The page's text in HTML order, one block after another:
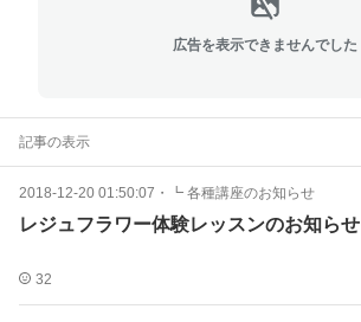
広告を表示できませんでした
記事の表示
2018-12-20 01:50:07 ・ ┗ 各種講座のお知らせ
レジュフラワー体験レッスンのお知らせ
32